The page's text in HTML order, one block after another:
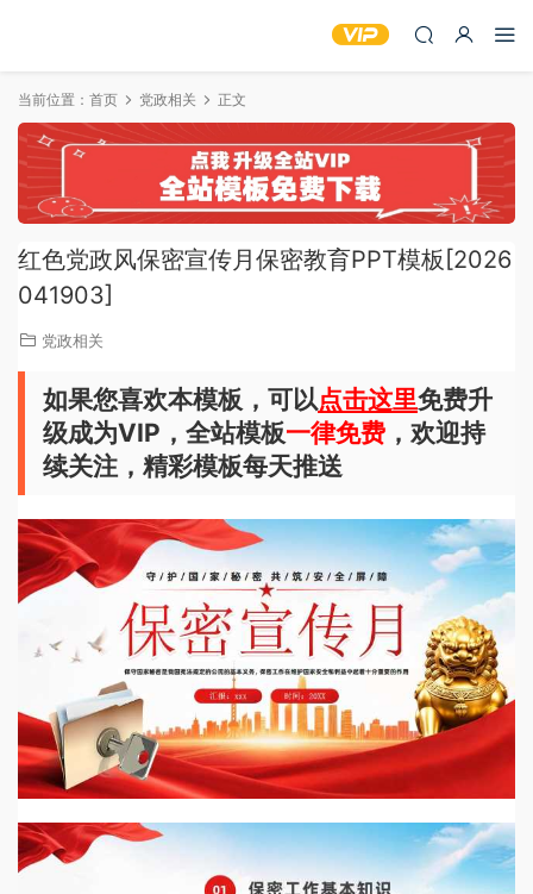
当前位置： 首页 党政相关 正文
红色党政风保密宣传月保密教育PPT模板[2026
041903]
党政相关
如果您喜欢本模板，可以点击这里免费升
级成为VIP，全站模板一律免费 ，欢迎持
续关注，精彩模板每天推送